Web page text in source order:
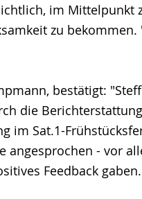
im Mittelpunkt
zu bekommen.
bestätigt:
die
im Sat.1-
angesprochen - vor
Feedback gaben.